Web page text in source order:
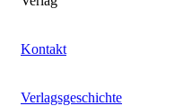
Kontakt
Verlagsgeschichte